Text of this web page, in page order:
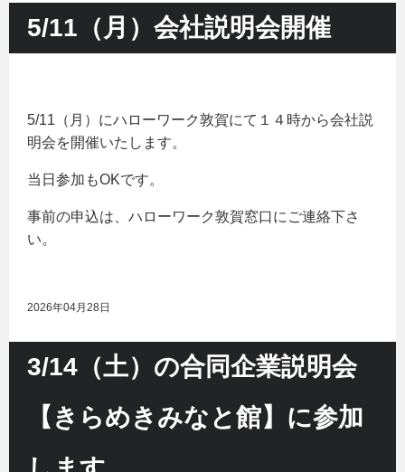
5/11（月）会社説明会開催
5/11（月）にハローワーク敦賀にて１４時から会社説
明会を開催いたします。
当日参加もOKです。
事前の申込は、ハローワーク敦賀窓口にご連絡下さ
い。
2026年04月28日
3/14（土）の合同企業説明会
【きらめきみなと館】に参加